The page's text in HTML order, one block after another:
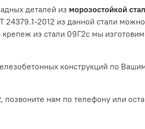
деталей из морозостойкой
24379.1-2012 из данной стали можно
из стали 09Г2с мы изготовим
конструкций по
, позвоните нам по телефону или